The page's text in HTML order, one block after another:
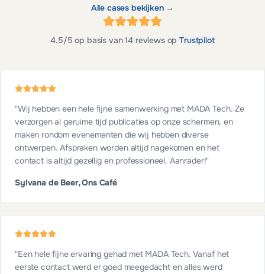
Alle cases bekijken →
4.5/5 op basis van14 reviews op Trustpilot
"Wij hebben een hele fijne samenwerking met MADA Tech. Ze
verzorgen al geruime tijd publicaties op onze schermen, en
maken rondom evenementen die wij hebben diverse
ontwerpen. Afspraken worden altijd nagekomen en het
contact is altijd gezellig en professioneel. Aanrader!"
Sylvana de Beer, Ons Café
"Een hele fijne ervaring gehad met MADA Tech. Vanaf het
eerste contact werd er goed meegedacht en alles werd